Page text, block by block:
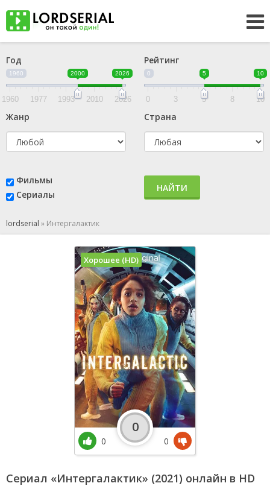
Год
1960 2000 2026
1960 1977 1993 2010 2026
Рейтинг
0 5 10
0 3 5 8 10
Жанр Страна
Фильмы
Сериалы
НАЙТИ
lordserial » Интергалактик
Сериал «Интергалактик» (2021) онлайн в HD
Хорошее (HD)
0
0
0